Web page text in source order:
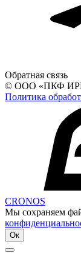
Обратная связь
© ООО «ПКФ
Политика
CRONOS
Мы сохраняем
Ок